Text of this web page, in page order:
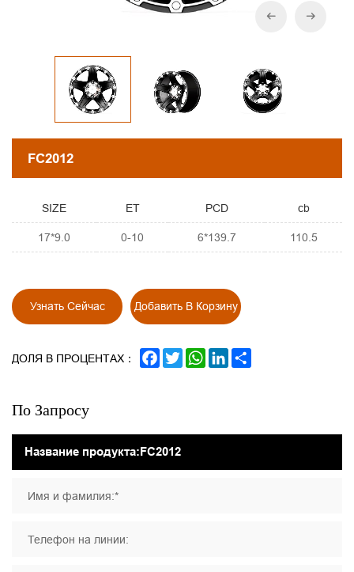
FC2012
SIZE ET PCD
cb
17*9.0
0-10 6*139.7 110.5
Узнать Сейчас Добавить В Корзину
ДОЛЯ В ПРОЦЕНТАХ： FACEBOOK
TWITTERWHATSAPP
LINKEDIN
По Запросу
Имя и фамилия:*
Телефон на линии: